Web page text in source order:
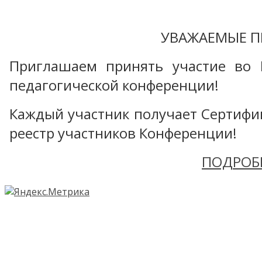
УВАЖАЕМЫЕ
Приглашаем принять участие во
педагогической конференции!
Каждый участник получает
реестр участников Конференции!